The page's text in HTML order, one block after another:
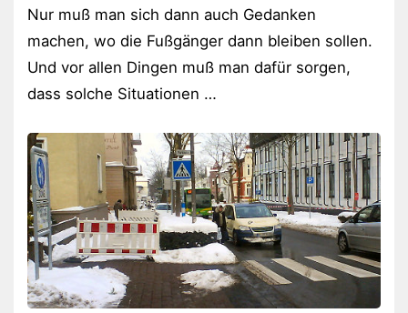
Nur muß man sich dann auch Gedanken
machen, wo die Fußgänger dann bleiben sollen.
Und vor allen Dingen muß man dafür sorgen,
dass solche Situationen …